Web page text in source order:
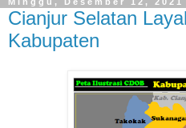
Minggu, Desember 12, 2021
Cianjur Selatan
Kabupaten